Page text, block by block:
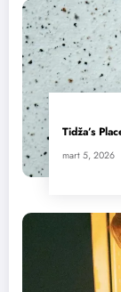
Tidža’s
mart 5, 2026